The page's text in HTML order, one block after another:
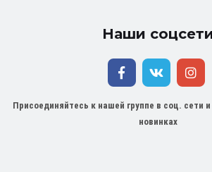
Наши
Присоединяйтесь к нашей группе в соц. сети
новинках